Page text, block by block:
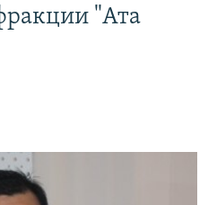
"Ата